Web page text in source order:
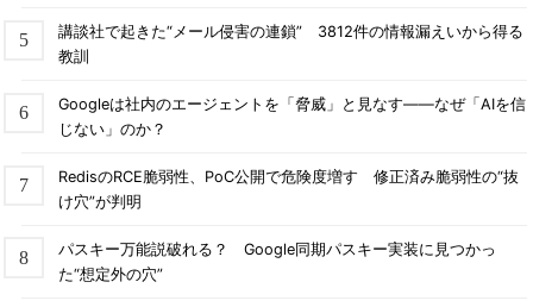
講談社で起きた“メール侵害の連鎖” 3812件の情報漏えいから得る
教訓
Googleは社内のエージェントを「脅威」と見なす――なぜ「AIを信
じない」のか？
RedisのRCE脆弱性、PoC公開で危険度増す 修正済み脆弱性の“抜
け穴”が判明
パスキー万能説破れる？ Google同期パスキー実装に見つかっ
た“想定外の穴”